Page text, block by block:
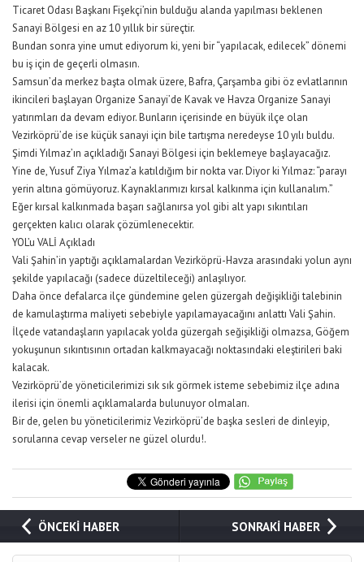
Ticaret Odası Başkanı Fişekçi’nin bulduğu alanda yapılması beklenen
Sanayi Bölgesi en az 10 yıllık bir süreçtir.
Bundan sonra yine umut ediyorum ki, yeni bir “yapılacak, edilecek” dönemi
bu iş için de geçerli olmasın.
Samsun’da merkez başta olmak üzere, Bafra, Çarşamba gibi öz evlatlarının
ikincileri başlayan Organize Sanayi’de Kavak ve Havza Organize Sanayi
yatırımları da devam ediyor. Bunların içerisinde en büyük ilçe olan
Vezirköprü’de ise küçük sanayi için bile tartışma neredeyse 10 yılı buldu.
Şimdi Yılmaz’ın açıkladığı Sanayi Bölgesi için beklemeye başlayacağız.
Yine de, Yusuf Ziya Yılmaz’a katıldığım bir nokta var. Diyor ki Yılmaz: “parayı
yerin altına gömüyoruz. Kaynaklarımızı kırsal kalkınma için kullanalım.”
Eğer kırsal kalkınmada başarı sağlanırsa yol gibi alt yapı sıkıntıları
gerçekten kalıcı olarak çözümlenecektir.
YOL’u VALİ Açıkladı
Vali Şahin’in yaptığı açıklamalardan Vezirköprü-Havza arasındaki yolun aynı
şekilde yapılacağı (sadece düzeltileceği) anlaşılıyor.
Daha önce defalarca ilçe gündemine gelen güzergah değişikliği talebinin
de kamulaştırma maliyeti sebebiyle yapılamayacağını anlattı Vali Şahin.
İlçede vatandaşların yapılacak yolda güzergah seğişikliği olmazsa, Göğem
yokuşunun sıkıntısının ortadan kalkmayacağı noktasındaki eleştirileri baki
kalacak.
Vezirköprü’de yöneticilerimizi sık sık görmek isteme sebebimiz ilçe adına
ilerisi için önemli açıklamalarda bulunuyor olmaları.
Bir de, gelen bu yöneticilerimiz Vezirköprü’de başka sesleri de dinleyip,
sorularına cevap verseler ne güzel olurdu!.
ÖNCEKİ HABER SONRAKİ HABER